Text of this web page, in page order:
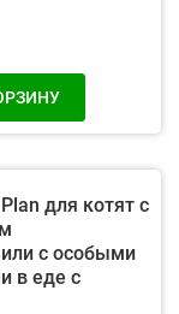
для котят с
с особыми
в еде с